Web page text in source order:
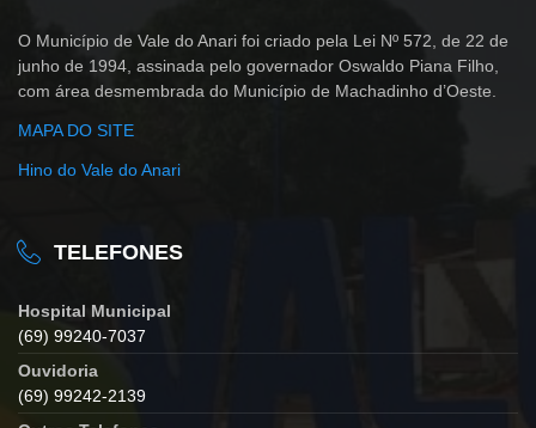
O Município de Vale do Anari foi criado pela Lei Nº 572, de 22 de
junho de 1994, assinada pelo governador Oswaldo Piana Filho,
com área desmembrada do Município de Machadinho d’Oeste.
MAPA DO SITE
Hino do Vale do Anari
TELEFONES
Hospital Municipal
(69) 99240-7037
Ouvidoria
(69) 99242-2139